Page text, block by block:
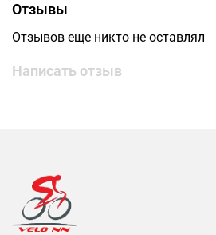
Отзывы
Отзывов еще никто не оставлял
Написать отзыв